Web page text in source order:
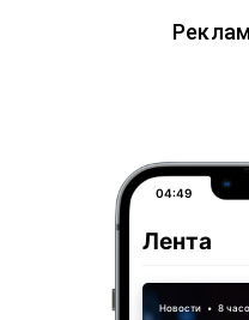
04:49
Лента
Новости • 8